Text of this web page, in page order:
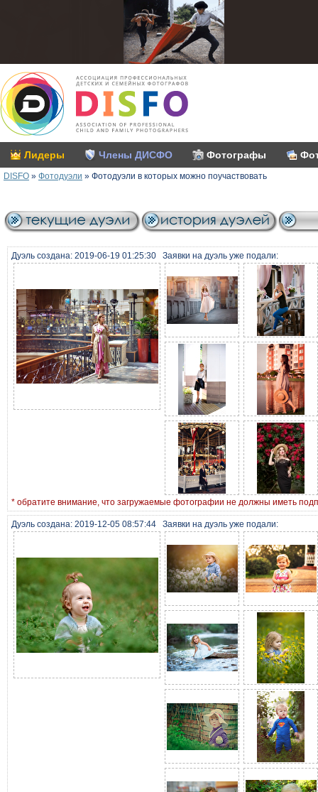
Лидеры Члены ДИСФО Фотографы
DISFO » Фотодуэли » Фотодуэли в которых можно поучаствовать
Дуэль создана: 2019-06-19 01:25:30 Заявки на дуэль уже подали:
* обратите внимание, что загружаемые фотографии не должны иметь
Дуэль создана: 2019-12-05 08:57:44 Заявки на дуэль уже подали: